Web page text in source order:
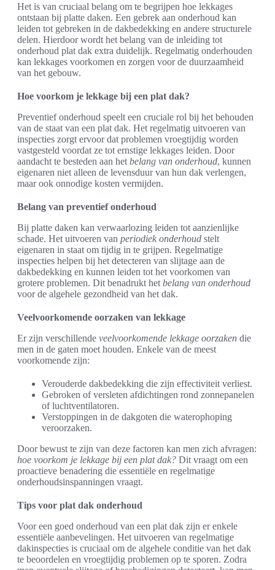
Het is van cruciaal belang om te begrijpen hoe lekkages
ontstaan bij platte daken. Een gebrek aan onderhoud kan
leiden tot gebreken in de dakbedekking en andere structurele
delen. Hierdoor wordt het belang van de inleiding tot
onderhoud plat dak extra duidelijk. Regelmatig onderhouden
kan lekkages voorkomen en zorgen voor de duurzaamheid
van het gebouw.
Hoe voorkom je lekkage bij een plat dak?
Preventief onderhoud speelt een cruciale rol bij het behouden
van de staat van een plat dak. Het regelmatig uitvoeren van
inspecties zorgt ervoor dat problemen vroegtijdig worden
vastgesteld voordat ze tot ernstige lekkages leiden. Door
aandacht te besteden aan het belang van onderhoud, kunnen
eigenaren niet alleen de levensduur van hun dak verlengen,
maar ook onnodige kosten vermijden.
Belang van preventief onderhoud
Bij platte daken kan verwaarlozing leiden tot aanzienlijke
schade. Het uitvoeren van periodiek onderhoud stelt
eigenaren in staat om tijdig in te grijpen. Regelmatige
inspecties helpen bij het detecteren van slijtage aan de
dakbedekking en kunnen leiden tot het voorkomen van
grotere problemen. Dit benadrukt het belang van onderhoud
voor de algehele gezondheid van het dak.
Veelvoorkomende oorzaken van lekkage
Er zijn verschillende veelvoorkomende lekkage oorzaken die
men in de gaten moet houden. Enkele van de meest
voorkomende zijn:
Verouderde dakbedekking die zijn effectiviteit verliest.
Gebroken of versleten afdichtingen rond zonnepanelen
of luchtventilatoren.
Verstoppingen in de dakgoten die waterophoping
veroorzaken.
Door bewust te zijn van deze factoren kan men zich afvragen:
hoe voorkom je lekkage bij een plat dak? Dit vraagt om een
proactieve benadering die essentiële en regelmatige
onderhoudsinspanningen vraagt.
Tips voor plat dak onderhoud
Voor een goed onderhoud van een plat dak zijn er enkele
essentiële aanbevelingen. Het uitvoeren van regelmatige
dakinspecties is cruciaal om de algehele conditie van het dak
te beoordelen en vroegtijdig problemen op te sporen. Zodra